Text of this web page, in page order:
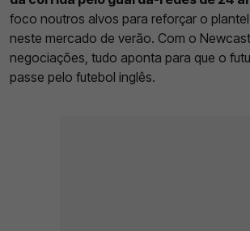
foco noutros alvos para reforçar o
neste mercado de verão. Com o
negociações, tudo aponta para que o
passe pelo futebol inglês.